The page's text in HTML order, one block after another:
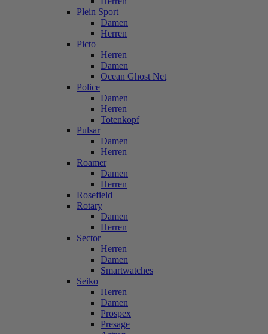
Plein Sport
Damen
Herren
Picto
Herren
Damen
Ocean Ghost Net
Police
Damen
Herren
Totenkopf
Pulsar
Damen
Herren
Roamer
Damen
Herren
Rosefield
Rotary
Damen
Herren
Sector
Herren
Damen
Smartwatches
Seiko
Herren
Damen
Prospex
Presage